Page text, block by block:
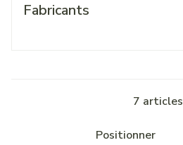
Fabricants
7 articles
Trier par: